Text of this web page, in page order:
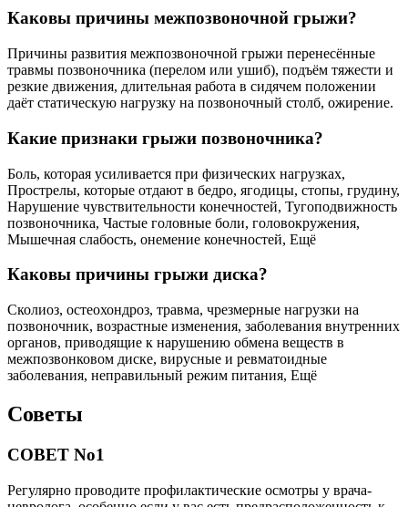
Каковы причины межпозвоночной грыжи?
Причины развития межпозвоночной грыжи перенесённые
травмы позвоночника (перелом или ушиб), подъём тяжести и
резкие движения, длительная работа в сидячем положении
даёт статическую нагрузку на позвоночный столб, ожирение.
Какие признаки грыжи позвоночника?
Боль, которая усиливается при физических нагрузках,
Прострелы, которые отдают в бедро, ягодицы, стопы, грудину,
Нарушение чувствительности конечностей, Тугоподвижность
позвоночника, Частые головные боли, головокружения,
Мышечная слабость, онемение конечностей, Ещё
Каковы причины грыжи диска?
Сколиоз, остеохондроз, травма, чрезмерные нагрузки на
позвоночник, возрастные изменения, заболевания внутренних
органов, приводящие к нарушению обмена веществ в
межпозвонковом диске, вирусные и ревматоидные
заболевания, неправильный режим питания, Ещё
Советы
СОВЕТ No1
Регулярно проводите профилактические осмотры у врача-